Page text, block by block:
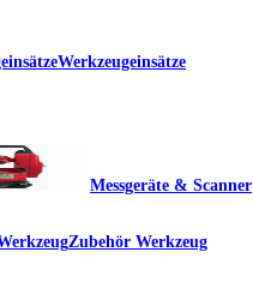
Werkzeugeinsätze
Messgeräte & Scanner
Zubehör Werkzeug